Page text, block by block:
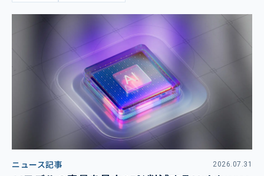
ニュース記事 2026.07.31